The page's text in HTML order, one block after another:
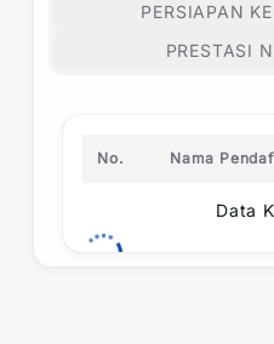
PERSIAPAN
PRESTASI
No. Nama
Data